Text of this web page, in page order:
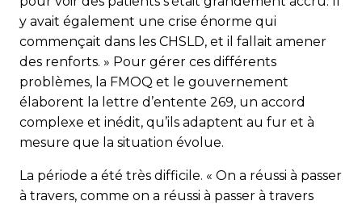
y avait également une crise énorme qui
commençait dans les CHSLD, et il fallait amener
des renforts. » Pour gérer ces différents
problèmes, la FMOQ et le gouvernement
élaborent la lettre d’entente 269, un accord
complexe et inédit, qu’ils adaptent au fur et à
mesure que la situation évolue.
La période a été très difficile. « On a réussi à passer
à travers, comme on a réussi à passer à travers